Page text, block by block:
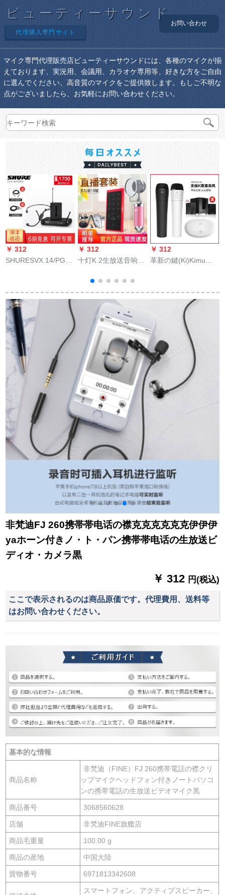
ビューティーサウンド
代理購入専門サイト
お問い合わせ
マイク専門代理販売店ビューティーサウンドには、各種のマイクが揃
えております、実況用、会議用、カラオケ専用等、好きな方をご自由
に選んでください、高音質のマイクをご提供致します。もしご不明な
点がございましたら、お気軽にお問い合わせください。
￥ 312
SHURESVX 14/PGA
出専门
￥ 312
十灯K 2生放送音响カ
电话のパソコン共通
の早手で麦を叫んで
歌を歌っています。
地鶏ゲムの音响専用
の外付け设备の変声
器室内キャスターセ
バスジット【ラッキ
トラック】
￥ 312
革新の鍵(Ki)Kimu
二家庭カラオケ会议
マイク白ダイバース
非梵迪FJ 260携帯帯电话の襟克克克克克克伊伊伊
yaホーン付きノ・ト・パン携帯帯电话の生放送ビ
ディオ・カメラ黒
￥ 312 円(税込)
ここで表示されるのは商品原価です。代理費用、送料等
はお問い合わせください。
基本的な情報
商品名称
非梵迪（FINE）FJ 260携帯電話の襟クリ
ップマイクヘッドフォン付きノートパソコ
ンの携帯電話の生放送ビデオマイク黒
商品番号 3068560628
店舗 非梵迪FINE旗艦店
商品毛重量 100.00 g
商品の産地 中国大陸
貨物番号 6971813342608
スマートフォン、アクティブスピーカー、